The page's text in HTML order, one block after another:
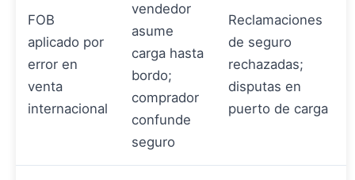
FOB
aplicado por
error en
venta
internacional
vendedor
asume
carga hasta
bordo;
comprador
confunde
seguro
Reclamaciones
de seguro
rechazadas;
disputas en
puerto de carga